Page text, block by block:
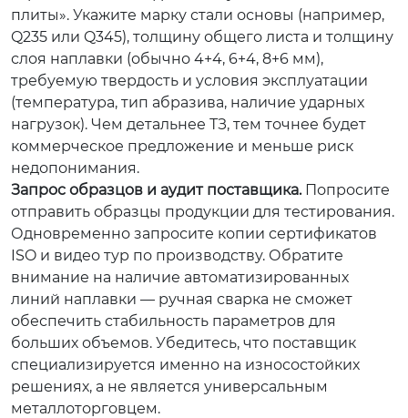
плиты». Укажите марку стали основы (например,
Q235 или Q345), толщину общего листа и толщину
слоя наплавки (обычно 4+4, 6+4, 8+6 мм),
требуемую твердость и условия эксплуатации
(температура, тип абразива, наличие ударных
нагрузок). Чем детальнее ТЗ, тем точнее будет
коммерческое предложение и меньше риск
недопонимания.
Запрос образцов и аудит поставщика.Попросите
отправить образцы продукции для тестирования.
Одновременно запросите копии сертификатов
ISO и видео тур по производству. Обратите
внимание на наличие автоматизированных
линий наплавки — ручная сварка не сможет
обеспечить стабильность параметров для
больших объемов. Убедитесь, что поставщик
специализируется именно на износостойких
решениях, а не является универсальным
металлоторговцем.